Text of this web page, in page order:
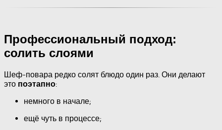
Профессиональный подход:
солить слоями
Шеф-повара редко солят блюдо один раз. Они делают
это поэтапно:
немного в начале;
ещё чуть в процессе;